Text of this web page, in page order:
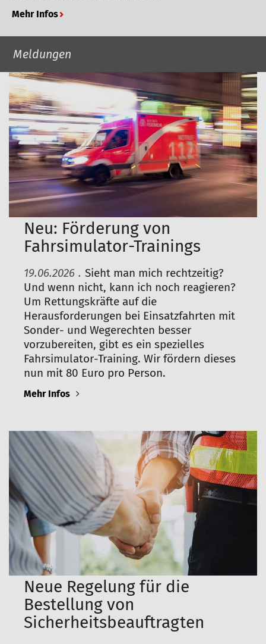
n
Mehr Infos
Meldungen
Neu: Förderung von
Fahrsimulator-Trainings
19.06.2026 . Sieht man mich rechtzeitig?
Und wenn nicht, kann ich noch reagieren?
Um Rettungskräfte auf die
Herausforderungen bei Einsatzfahrten mit
Sonder- und Wegerechten besser
vorzubereiten, gibt es ein spezielles
Fahrsimulator-Training. Wir fördern dieses
nun mit 80 Euro pro Person.
Mehr Infos
Neue Regelung für die
Bestellung von
Sicherheitsbeauftragten